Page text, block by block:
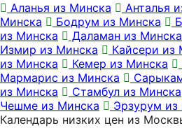
Аланья из Минска Анталья
Минска
Бодрум из Минска
из Минска
Даламан из Минска
Измир из Минска
Кайсери из
из Минска
Кемер из Минска
Мармарис из Минска
из Минска
Стамбул из Минска
Чешме из Минска
Эрзурум из
Календарь низких цен из